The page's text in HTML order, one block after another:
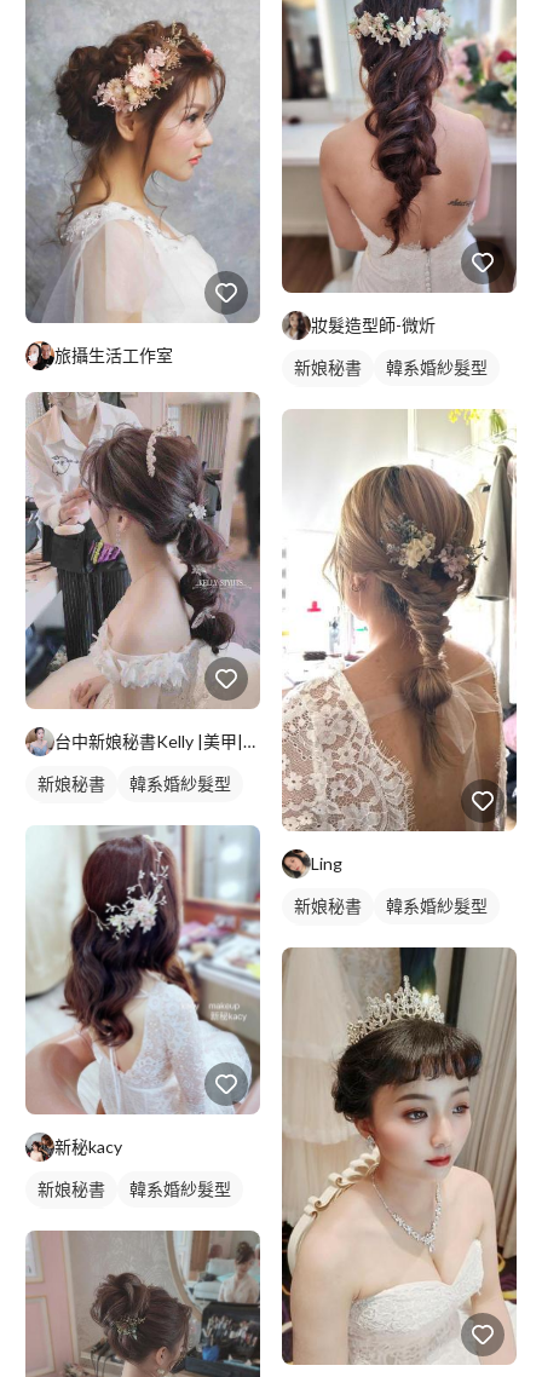
旅攝生活工作室
台中新娘秘書Kelly |美甲|美睫|育髮|紋綉
新娘秘書
韓系婚紗髮型
新秘kacy
新娘秘書
韓系婚紗髮型
妝髮造型師-微炘
新娘秘書
韓系婚紗髮型
Ling
新娘秘書
韓系婚紗髮型